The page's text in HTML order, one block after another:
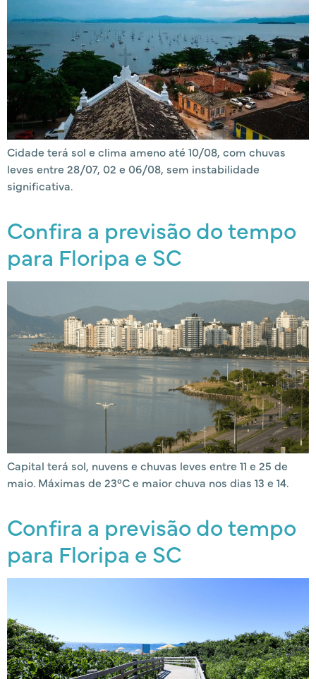
Cidade terá sol e clima ameno até 10/08, com chuvas
leves entre 28/07, 02 e 06/08, sem instabilidade
significativa.
Confira a previsão do tempo
para Floripa e SC
Capital terá sol, nuvens e chuvas leves entre 11 e 25 de
maio. Máximas de 23°C e maior chuva nos dias 13 e 14.
Confira a previsão do tempo
para Floripa e SC